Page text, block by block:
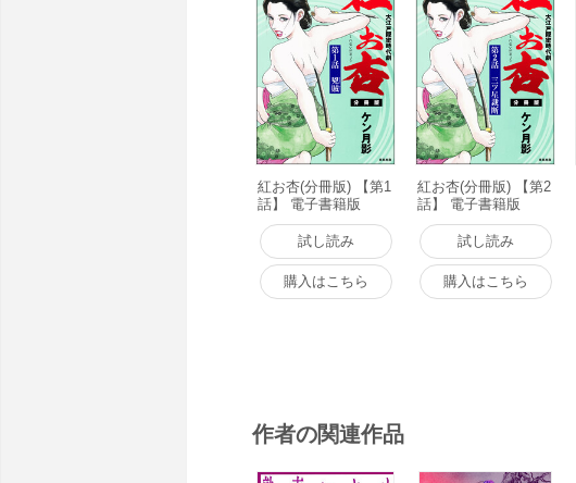
紅お杏(分冊版) 【第1
話】 電子書籍版
試し読み
購入はこちら
紅お杏(分冊版) 【第2
話】 電子書籍版
試し読み
購入はこちら
作者の関連作品